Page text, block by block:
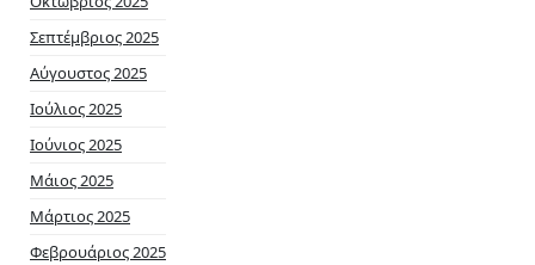
Σεπτέμβριος 2025
Αύγουστος 2025
Ιούλιος 2025
Ιούνιος 2025
Μάιος 2025
Μάρτιος 2025
Φεβρουάριος 2025